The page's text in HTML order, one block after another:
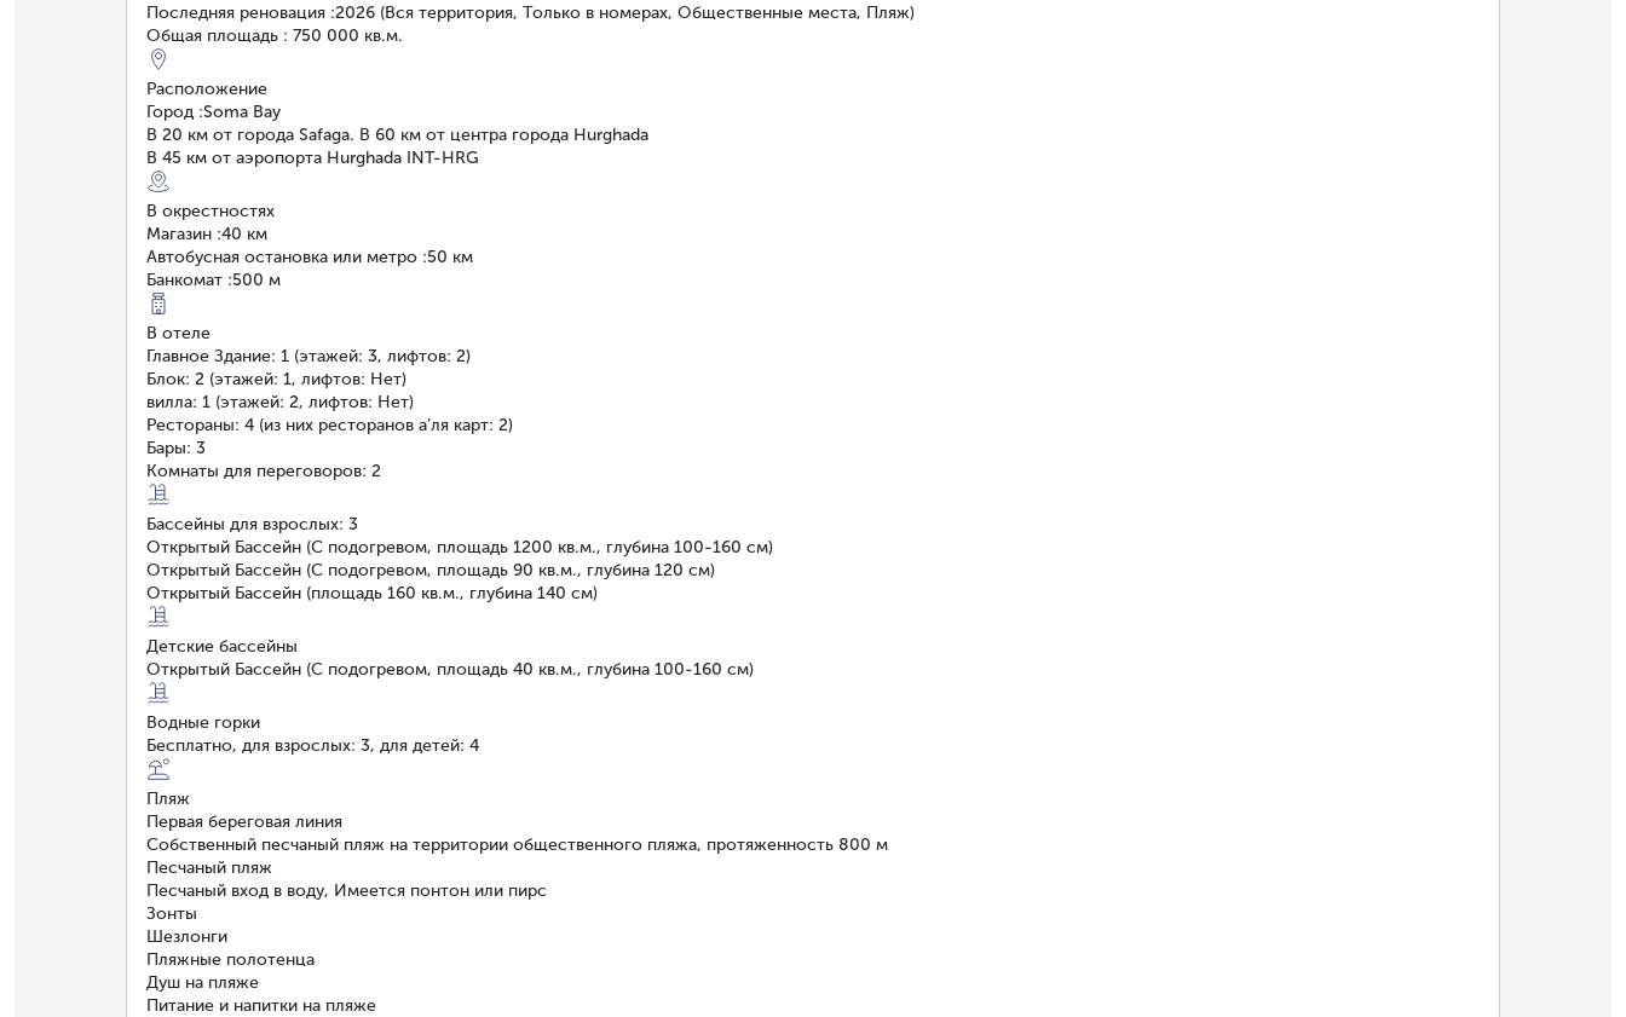
Последняя реновация :2026 (Вся территория, Только в номерах, Общественные места, Пляж)
Общая площадь : 750 000 кв.м.
Расположение
Город :Soma Bay
В 20 км от города Safaga. В 60 км от центра города Hurghada
В 45 км от аэропорта Hurghada INT-HRG
В окрестностях
Магазин :40 км
Автобусная остановка или метро :50 км
Банкомат :500 м
В отеле
Главное Здание: 1 (этажей: 3, лифтов: 2)
Блок: 2 (этажей: 1, лифтов: Нет)
вилла: 1 (этажей: 2, лифтов: Нет)
Рестораны: 4 (из них ресторанов а’ля карт: 2)
Бары: 3
Комнаты для переговоров: 2
Бассейны для взрослых: 3
Открытый Бассейн (С подогревом, площадь 1200 кв.м., глубина 100-160 см)
Открытый Бассейн (С подогревом, площадь 90 кв.м., глубина 120 см)
Открытый Бассейн (площадь 160 кв.м., глубина 140 см)
Детские бассейны
Открытый Бассейн (С подогревом, площадь 40 кв.м., глубина 100-160 см)
Водные горки
Бесплатно, для взрослых: 3, для детей: 4
Пляж
Первая береговая линия
Собственный песчаный пляж на территории общественного пляжа, протяженность 800 м
Песчаный пляж
Песчаный вход в воду, Имеется понтон или пирс
Зонты
Шезлонги
Пляжные полотенца
Душ на пляже
Питание и напитки на пляже